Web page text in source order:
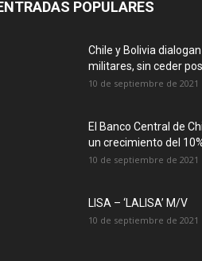
POPULARES
Chile y Bolivia
militares, sin ceder
10 de septiembre de 2021
El Banco Central de
un crecimiento del 10%
10 de septiembre de 2021
LISA – ‘LALISA’ M/V
10 de septiembre de 2021